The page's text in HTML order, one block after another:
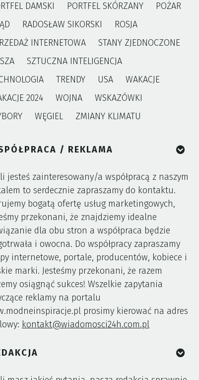
DAMSKI
PORTFEL SKÓRZANY
POŻAR
RADOSŁAW SIKORSKI
ROSJA
INTERNETOWA
STANY ZJEDNOCZONE
SZTUCZNA INTELIGENCJA
TRENDY USA
WAKACJE
2024
WOJNA
WSKAZÓWKI
WĘGIEL ZMIANY KLIMATU
/ REKLAMA
jesteś zainteresowany/a współpracą z naszym
to serdecznie zapraszamy do kontaktu.
bogatą ofertę usług marketingowych,
przekonani, że znajdziemy idealne
dla obu stron a współpraca będzie
i owocna. Do współpracy zapraszamy
internetowe, portale, producentów, kobiece i
marki. Jesteśmy przekonani, że razem
osiągnąć sukces! Wszelkie zapytania
reklamy na portalu
prosimy kierować na adres
kontakt@wiadomosci24h.com.pl